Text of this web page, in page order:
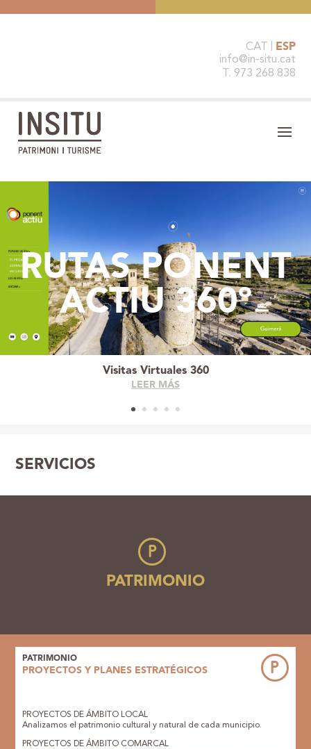
ESP
CAT
info@in-situ.cat
T. 973 268 838
RUTAS PONENT
ACTIU 360º
Visitas Virtuales 360
LEER MÁS
SERVICIOS
P
PATRIMONIO
P
PATRIMONIO
PROYECTOS Y PLANES ESTRATÉGICOS
PROYECTOS DE ÁMBITO LOCAL
Analizamos el patrimonio cultural y natural de cada municipio.
PROYECTOS DE ÁMBITO COMARCAL